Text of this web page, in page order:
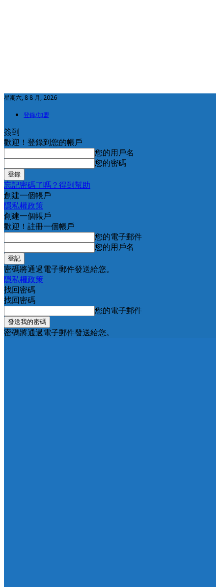
星期六, 8 8 月, 2026
登錄/加盟
簽到
歡迎！登錄到您的帳戶
您的用戶名
您的密碼
忘記密碼了嗎？得到幫助
創建一個帳戶
隱私權政策
創建一個帳戶
歡迎！註冊一個帳戶
您的電子郵件
您的用戶名
密碼將通過電子郵件發送給您。
隱私權政策
找回密碼
找回密碼
您的電子郵件
密碼將通過電子郵件發送給您。